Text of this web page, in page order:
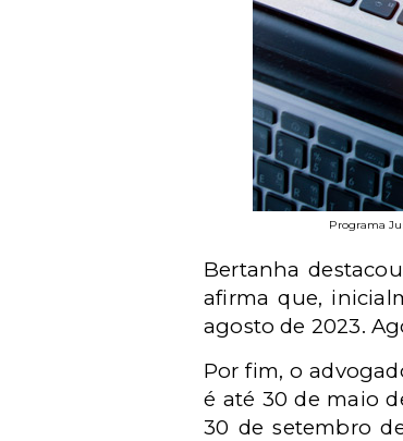
Programa
Bertanha
afirma que,
agosto de 2023.
Por fim, o
é até 30 de maio
30 de setembro